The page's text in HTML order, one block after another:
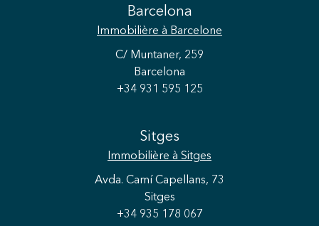
Barcelona
Immobilière à Barcelone
C/ Muntaner, 259
Barcelona
+34 931 595 125
Sitges
Immobilière à Sitges
Avda. Camí Capellans, 73
Sitges
+34 935 178 067